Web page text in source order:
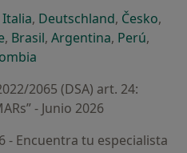
pestaña
una nueva pestaña
abre en una nueva pestaña
Italiase abre en una nueva
, Deutschlandse abre en
, Českose
,
nueva pestaña
en una nueva pestaña
se abre en una nueva pestaña
, Brasilse abre en una nueva
, Argentinase abre en
, Perúse
,
2065 (DSA) art. 24:
- Junio 2026
- Encuentra tu especialista